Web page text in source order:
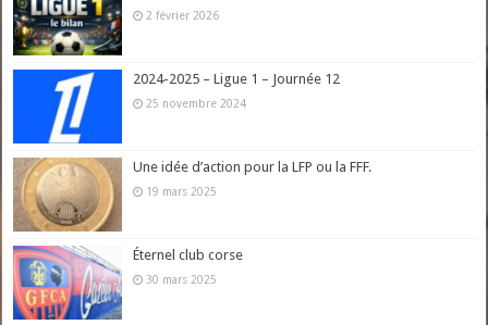
2 février 2026
2024-2025 – Ligue 1 – Journée 12
25 novembre 2024
Une idée d’action pour la LFP ou la FFF.
19 mars 2025
Éternel club corse
30 mars 2025